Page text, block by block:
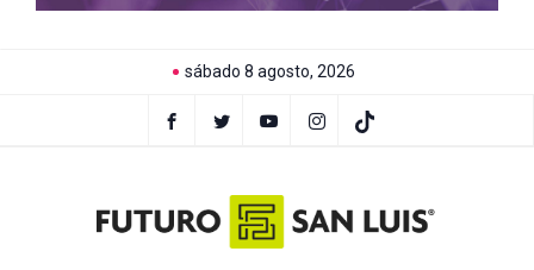
sábado 8 agosto, 2026